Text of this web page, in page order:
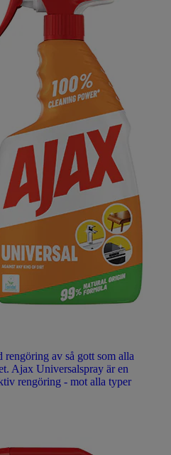
av så gott som alla
Ajax Universalspray är en
rengöring - mot alla typer